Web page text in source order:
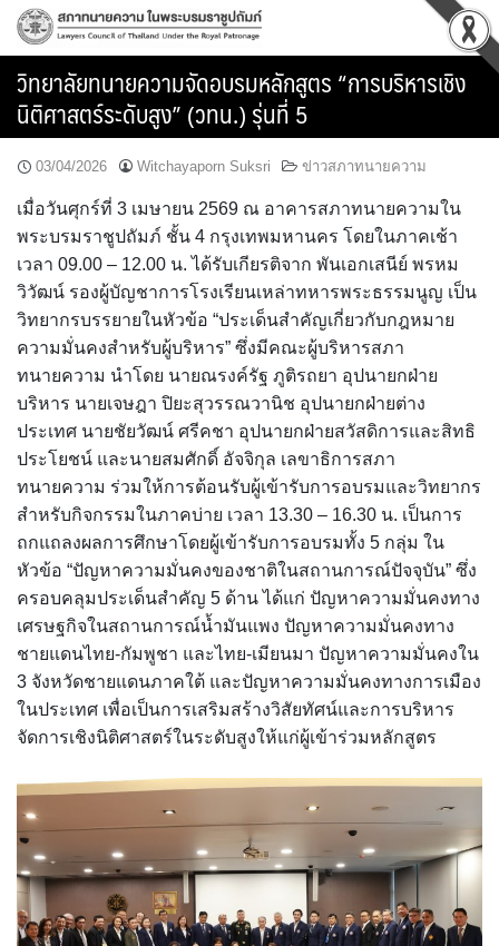
Skip
วิทยาลัยทนายความจัดอบรมหลักสูตร “การบริหารเชิง
นิติศาสตร์ระดับสูง” (วทน.) รุ่นที่ 5
03/04/2026 Witchayaporn Suksri ข่าวสภาทนายความ
เมื่อวันศุกร์ที่ 3 เมษายน 2569 ณ อาคารสภาทนายความใน
พระบรมราชูปถัมภ์ ชั้น 4 กรุงเทพมหานคร โดยในภาคเช้า
เวลา 09.00 – 12.00 น. ได้รับเกียรติจาก พันเอกเสนีย์ พรหม
วิวัฒน์ รองผู้บัญชาการโรงเรียนเหล่าทหารพระธรรมนูญ เป็น
วิทยากรบรรยายในหัวข้อ “ประเด็นสำคัญเกี่ยวกับกฎหมาย
ความมั่นคงสำหรับผู้บริหาร” ซึ่งมีคณะผู้บริหารสภา
ทนายความ นำโดย นายณรงค์รัฐ ภูติรถยา อุปนายกฝ่าย
บริหาร นายเจษฎา ปิยะสุวรรณวานิช อุปนายกฝ่ายต่าง
ประเทศ นายชัยวัฒน์ ศรีคชา อุปนายกฝ่ายสวัสดิการและสิทธิ
ประโยชน์ และนายสมศักดิ์ อัจจิกุล เลขาธิการสภา
ทนายความ ร่วมให้การต้อนรับผู้เข้ารับการอบรมและวิทยากร
สำหรับกิจกรรมในภาคบ่าย เวลา 13.30 – 16.30 น. เป็นการ
ถกแถลงผลการศึกษาโดยผู้เข้ารับการอบรมทั้ง 5 กลุ่ม ใน
หัวข้อ “ปัญหาความมั่นคงของชาติในสถานการณ์ปัจจุบัน” ซึ่ง
ครอบคลุมประเด็นสำคัญ 5 ด้าน ได้แก่ ปัญหาความมั่นคงทาง
เศรษฐกิจในสถานการณ์น้ำมันแพง ปัญหาความมั่นคงทาง
ชายแดนไทย-กัมพูชา และไทย-เมียนมา ปัญหาความมั่นคงใน
3 จังหวัดชายแดนภาคใต้ และปัญหาความมั่นคงทางการเมือง
ในประเทศ เพื่อเป็นการเสริมสร้างวิสัยทัศน์และการบริหาร
จัดการเชิงนิติศาสตร์ในระดับสูงให้แก่ผู้เข้าร่วมหลักสูตร